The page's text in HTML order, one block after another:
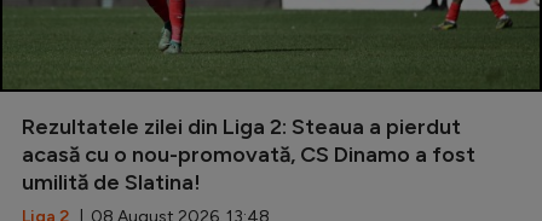
Rezultatele zilei din Liga 2: Steaua a pierdut
acasă cu o nou-promovată, CS Dinamo a fost
umilită de Slatina!
Liga 2 | 08 August 2026, 13:48